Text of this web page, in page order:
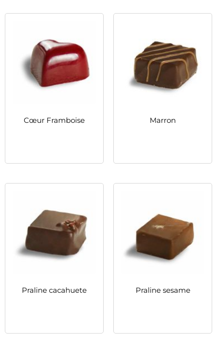
Cœur Framboise Marron
Praline cacahuete Praline sesame